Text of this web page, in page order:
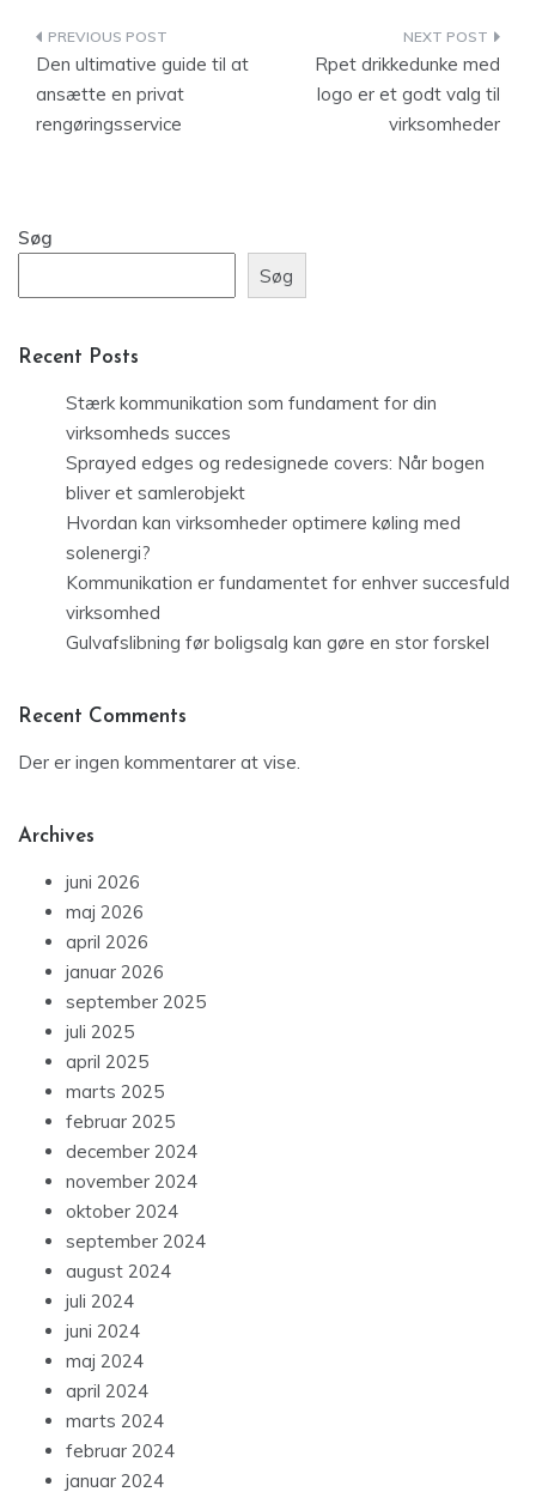
Indlægsnavigation
Den ultimative guide til at
ansætte en privat
rengøringsservice
Rpet drikkedunke med
logo er et godt valg til
virksomheder
Søg
Søg
Recent Posts
Stærk kommunikation som fundament for din
virksomheds succes
Sprayed edges og redesignede covers: Når bogen
bliver et samlerobjekt
Hvordan kan virksomheder optimere køling med
solenergi?
Kommunikation er fundamentet for enhver succesfuld
virksomhed
Gulvafslibning før boligsalg kan gøre en stor forskel
Recent Comments
Der er ingen kommentarer at vise.
Archives
juni 2026
maj 2026
april 2026
januar 2026
september 2025
juli 2025
april 2025
marts 2025
februar 2025
december 2024
november 2024
oktober 2024
september 2024
august 2024
juli 2024
juni 2024
maj 2024
april 2024
marts 2024
februar 2024
januar 2024